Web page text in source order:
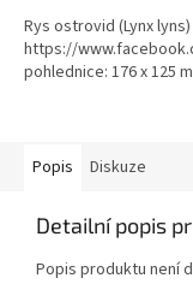
Rys ostrovid (Lynx
https://
pohlednice: 176 x 125
Popis Diskuze
Detailní popis
Popis produktu není